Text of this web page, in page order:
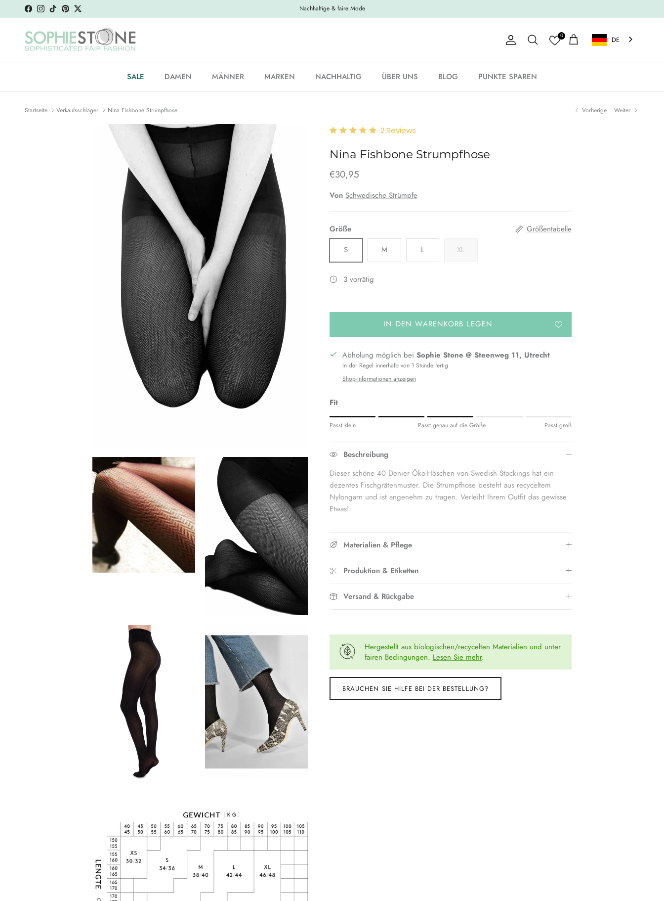
Weiter zum Inhalt
FacebookInstagram
TikTokPinterestTwitter Nachhaltige & faire Mode
KontoSuche
0
Einkaufswagen DE
SALE DAMEN MÄNNER MARKEN NACHHALTIG ÜBER UNS BLOG PUNKTE SPAREN
Startseite Verkaufsschlager Nina Fishbone Strumpfhose Vorherige Weiter
2Reviews
Nina Fishbone Strumpfhose
€30,95
Von Schwedische Strümpfe
Größe
Größentabelle
S
M L XL
3 vorrätig
IN DEN WARENKORB LEGEN
Abholung möglich bei Sophie Stone @ Steenweg 11, Utrecht
In der Regel innerhalb von 1 Stunde fertig
Shop-Informationen anzeigen
Fit
Eine Bewertung von 1 bedeutet Passt klein.
Die Bewertung dieses Produkts für "" ist 3.
Passt klein Passt genau auf die Größe Passt groß
Beschreibung
Dieser schöne 40 Denier Öko-Höschen von Swedish Stockings hat ein
dezentes Fischgrätenmuster. Die Strumpfhose besteht aus recyceltem
Nylongarn und ist angenehm zu tragen. Verleiht Ihrem Outfit das gewisse
Etwas!
Materialien & Pflege
Produktion & Etiketten
Versand & Rückgabe
Hergestellt aus biologischen/recycelten Materialien und unter
fairen Bedingungen. Lesen Sie mehr.
BRAUCHEN SIE HILFE BEI DER BESTELLUNG?